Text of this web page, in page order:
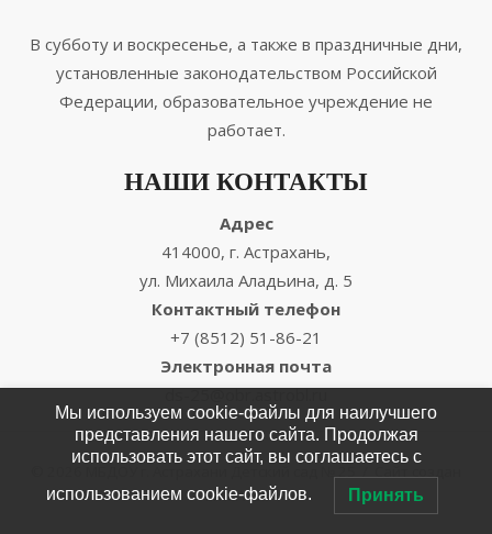
В субботу и воскресенье, а также в праздничные дни,
установленные законодательством Российской
Федерации, образовательное учреждение не
работает.
НАШИ КОНТАКТЫ
Адрес
414000, г. Астрахань,
ул. Михаила Аладьина, д. 5
Контактный телефон
+7 (8512) 51-86-21
Электронная почта
ds-25@obr.astrobl.ru
© 2026 МБДОУ г. Астрахани Детский сад № 25
EnterWEB /
Мы используем cookie-файлы для наилучшего
представления нашего сайта. Продолжая
использовать этот сайт, вы соглашаетесь с
использованием cookie-файлов. Принять